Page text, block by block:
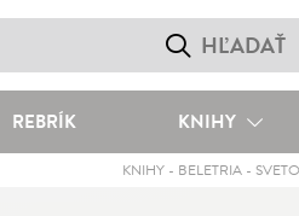
REBRÍK KNIHY
KNIHY - BELETRIA -